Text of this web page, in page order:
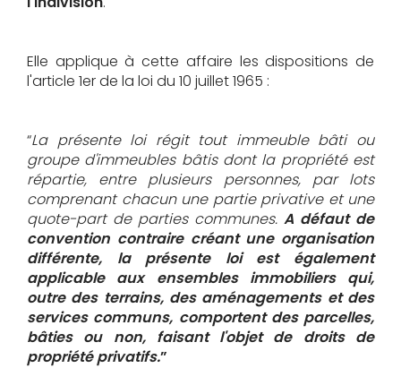
Elle applique à cette affaire les dispositions de
l'article 1er de la loi du 10 juillet 1965 :
“La présente loi régit tout immeuble bâti ou
groupe d'immeubles bâtis dont la propriété est
répartie, entre plusieurs personnes, par lots
comprenant chacun une partie privative et une
quote-part de parties communes. A défaut de
convention contraire créant une organisation
différente, la présente loi est également
applicable aux ensembles immobiliers qui,
outre des terrains, des aménagements et des
services communs, comportent des parcelles,
bâties ou non, faisant l'objet de droits de
propriété privatifs.”